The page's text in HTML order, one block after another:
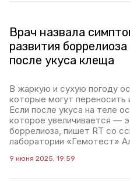
Врач назвала
развития боррелиоза
после укуса клеща
В жаркую и сухую погоду
которые могут переносить
Если после укуса на теле
которое увеличивается —
боррелиоза, пишет RT со
лаборатории «Гемотест»
9 июня 2025, 19:59